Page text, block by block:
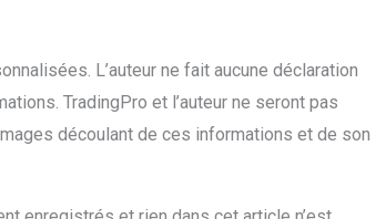
L’auteur ne fait aucune déclaration
TradingPro et l’auteur ne seront pas
découlant de ces informations et de son